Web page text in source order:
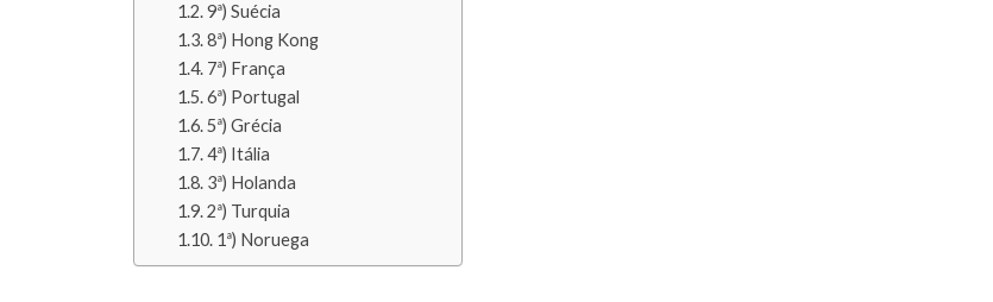
9ª) Suécia
8ª) Hong Kong
7ª) França
6ª) Portugal
5ª) Grécia
4ª) Itália
3ª) Holanda
2ª) Turquia
1ª) Noruega